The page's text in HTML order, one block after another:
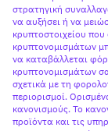
στρατηγική
να αυξήσει ή να
κρυπτοστοιχείου
κρυπτονομισμάτων
να καταβάλλεται
κρυπτονομισμάτων
σχετικά με τη
περιορισμοί.
κανονισμούς. Το
προϊόντα και τις